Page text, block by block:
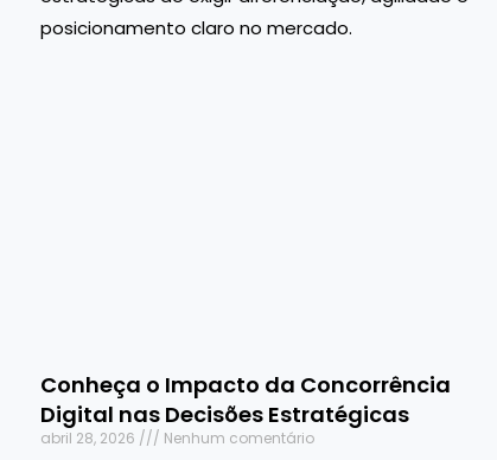
Conheça o Impacto da Concorrência
Digital nas Decisões Estratégicas
abril 28, 2026 Nenhum comentário